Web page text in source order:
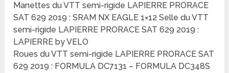
Manettes du VTT semi-rigide LAPIERRE PRORACE
SAT 629 2019 : SRAM NX EAGLE 1×12 Selle du VTT
semi-rigide LAPIERRE PRORACE SAT 629 2019 :
LAPIERRE by VELO
Roues du VTT semi-rigide LAPIERRE PRORACE SAT
629 2019 : FORMULA DC7131 – FORMULA DC348S